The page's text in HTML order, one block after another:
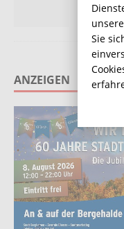
9.
ANZEIGEN
Sie